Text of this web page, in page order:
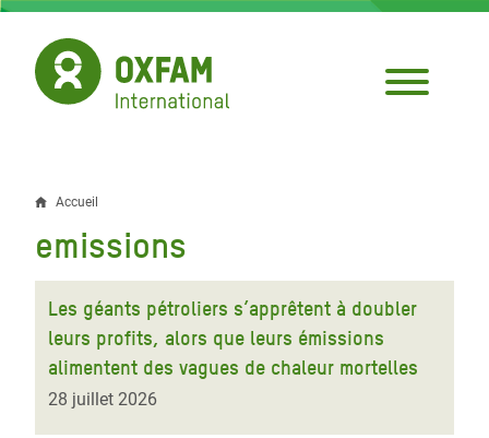
Aller
contenu
principal
Fil
d'Ariane
Accueil
emissions
Les géants pétroliers s’apprêtent à doubler
leurs profits, alors que leurs émissions
alimentent des vagues de chaleur mortelles
28 juillet 2026